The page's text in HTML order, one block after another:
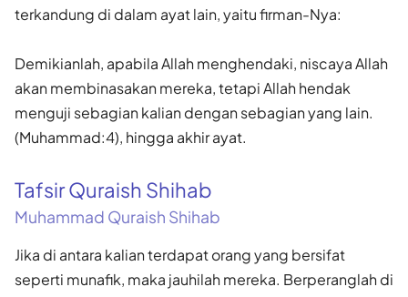
terkandung di dalam ayat lain, yaitu firman-Nya:
Demikianlah, apabila Allah menghendaki, niscaya Allah
akan membinasakan mereka, tetapi Allah hendak
menguji sebagian kalian dengan sebagian yang lain.
(Muhammad:4), hingga akhir ayat.
Tafsir Quraish Shihab
Muhammad Quraish Shihab
Jika di antara kalian terdapat orang yang bersifat
seperti munafik, maka jauhilah mereka. Berperanglah di